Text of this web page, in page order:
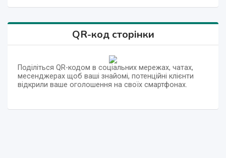
QR-код сторінки
Поділіться QR-кодом в соціальних мережах, чатах,
месенджерах щоб ваші знайомі, потенційні клієнти
відкрили ваше оголошення на своїх смартфонах.